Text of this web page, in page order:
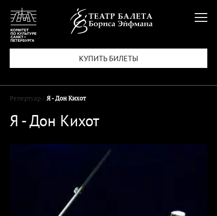
КУПИТЬ БИЛЕТЫ
Репертуар / Я - Дон Кихот
Я - Дон Кихот